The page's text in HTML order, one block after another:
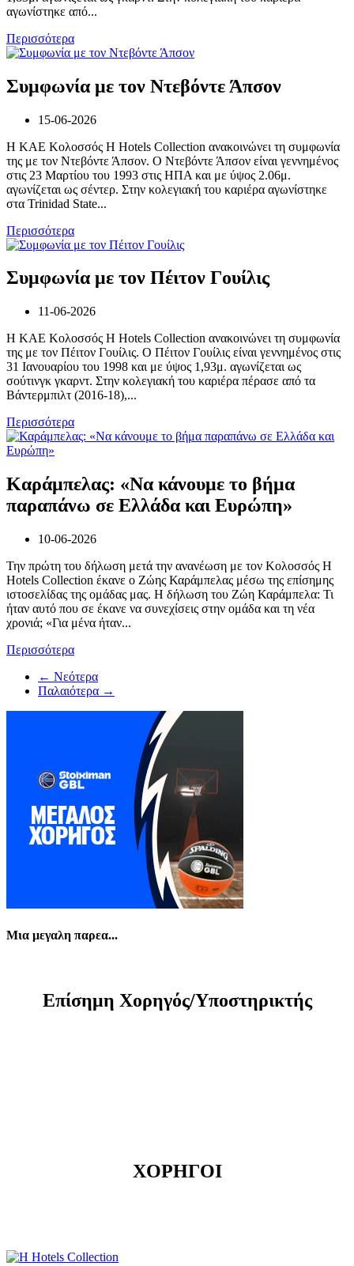
αγωνίστηκε από...
Περισσότερα
Συμφωνία με τον Ντεβόντε Άπσον
15-06-2026
Η ΚΑΕ Κολοσσός H Hotels Collection ανακοινώνει τη συμφωνία
της με τον Ντεβόντε Άπσον. Ο Ντεβόντε Άπσον είναι γεννημένος
στις 23 Μαρτίου του 1993 στις ΗΠΑ και με ύψος 2.06μ.
αγωνίζεται ως σέντερ. Στην κολεγιακή του καριέρα αγωνίστηκε
στα Trinidad State...
Περισσότερα
Συμφωνία με τον Πέιτον Γουίλις
11-06-2026
Η ΚΑΕ Κολοσσός H Hotels Collection ανακοινώνει τη συμφωνία
της με τον Πέιτον Γουίλις. Ο Πέιτον Γουίλις είναι γεννημένος στις
31 Ιανουαρίου του 1998 και με ύψος 1,93μ. αγωνίζεται ως
σούτινγκ γκαρντ. Στην κολεγιακή του καριέρα πέρασε από τα
Βάντερμπιλτ (2016-18),...
Περισσότερα
Καράμπελας: «Να κάνουμε το βήμα
παραπάνω σε Ελλάδα και Ευρώπη»
10-06-2026
Την πρώτη του δήλωση μετά την ανανέωση με τον Κολοσσός H
Hotels Collection έκανε ο Ζώης Καράμπελας μέσω της επίσημης
ιστοσελίδας της ομάδας μας. Η δήλωση του Ζώη Καράμπελα: Τι
ήταν αυτό που σε έκανε να συνεχίσεις στην ομάδα και τη νέα
χρονιά; «Για μένα ήταν...
Περισσότερα
← Νεότερα
Παλαιότερα →
Μια μεγαλη παρεα...
Eπίσημη Xορηγός/Yποστηρικτής
ΧΟΡΗΓΟΙ